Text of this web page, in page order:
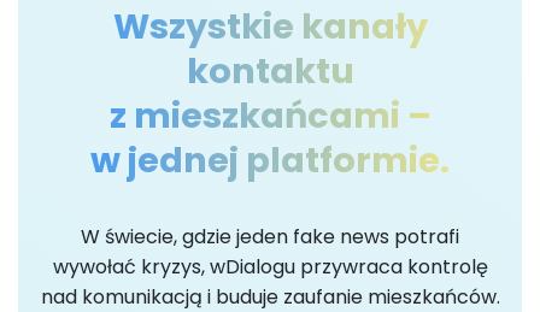
Wszystkie kanały
kontaktu
z mieszkańcami –
w jednej platformie.
W świecie, gdzie jeden fake news potrafi
wywołać kryzys, wDialogu przywraca kontrolę
nad komunikacją i buduje zaufanie mieszkańców.